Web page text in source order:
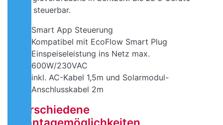
sind steuerbar.
Smart App Steuerung
Kompatibel mit EcoFlow Smart Plug
Einspeiseleistung ins Netz max.
600W/230VAC
inkl. AC-Kabel 1,5m und Solarmodul-
Anschlusskabel 2m
Verschiedene